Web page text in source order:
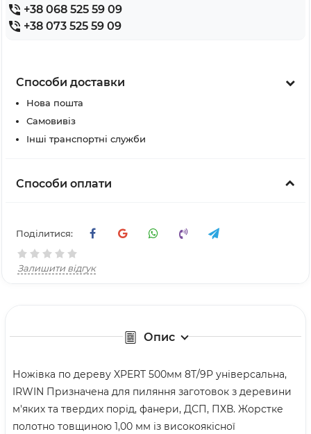
+38 068 525 59 09
+38 073 525 59 09
Способи доставки
Нова пошта
Самовивіз
Інші транспортні служби
Способи оплати
Поділитися:
Залишити відгук
Опис
Ножівка по дереву XPERT 500мм 8T/9P універсальна,
IRWIN Призначена для пиляння заготовок з деревини
м'яких та твердих порід, фанери, ДСП, ПХВ. Жорстке
полотно товщиною 1,00 мм із високоякісної